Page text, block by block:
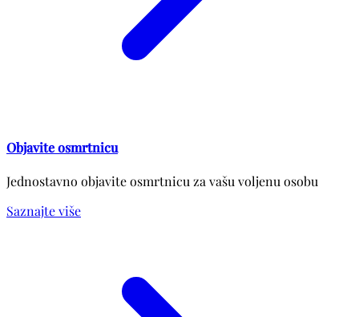
Objavite osmrtnicu
Jednostavno objavite osmrtnicu za vašu voljenu osobu
Saznajte više